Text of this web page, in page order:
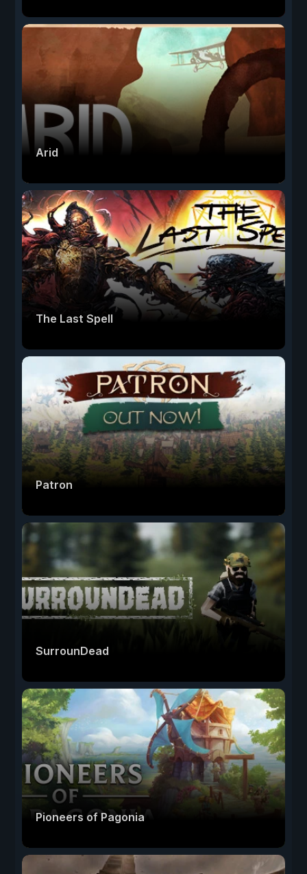
Arid
The Last Spell
Patron
SurrounDead
Pioneers of Pagonia